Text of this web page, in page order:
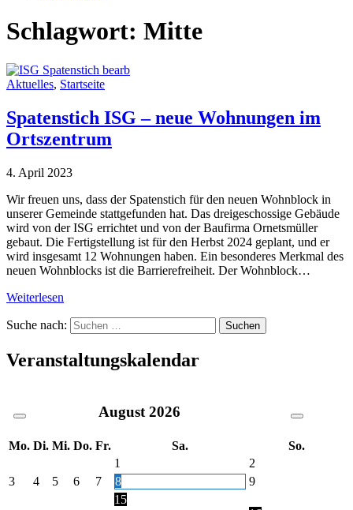
Schlagwort: Mitte
Aktuelles, Startseite
Spatenstich ISG – neue Wohnungen im
Ortszentrum
4. April 2023
Wir freuen uns, dass der Spatenstich für den neuen Wohnblock in
unserer Gemeinde stattgefunden hat. Das dreigeschossige Gebäude
wird von der ISG errichtet und von der Baufirma Ornetsmüller
gebaut. Die Fertigstellung ist für den Herbst 2024 geplant, und er
wird insgesamt 12 Wohnungen haben. Ein besonderes Merkmal des
neuen Wohnblocks ist die Barrierefreiheit. Der Wohnblock…
Weiterlesen
Suche nach:
Veranstaltungskalendar
August 2026
Mo. Di. Mi. Do. Fr. Sa.
So.
1
2
3
4 5 6 7 8 9
15